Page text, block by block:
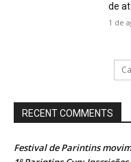
de
1 de
RECENT COMMENTS
Festival de Parintins